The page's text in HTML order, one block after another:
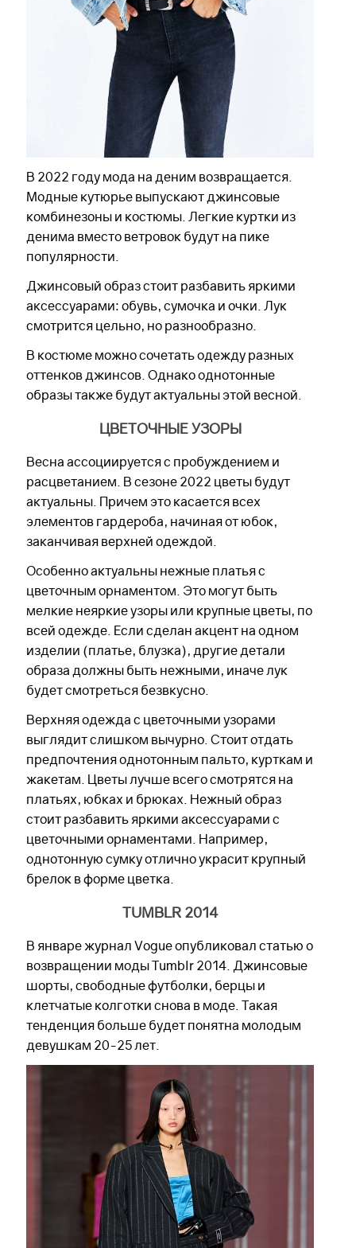
В 2022 году мода на деним возвращается.
Модные кутюрье выпускают джинсовые
комбинезоны и костюмы. Легкие куртки из
денима вместо ветровок будут на пике
популярности.
Джинсовый образ стоит разбавить яркими
аксессуарами: обувь, сумочка и очки. Лук
смотрится цельно, но разнообразно.
В костюме можно сочетать одежду разных
оттенков джинсов. Однако однотонные
образы также будут актуальны этой весной.
ЦВЕТОЧНЫЕ УЗОРЫ
Весна ассоциируется с пробуждением и
расцветанием. В сезоне 2022 цветы будут
актуальны. Причем это касается всех
элементов гардероба, начиная от юбок,
заканчивая верхней одеждой.
Особенно актуальны нежные платья с
цветочным орнаментом. Это могут быть
мелкие неяркие узоры или крупные цветы, по
всей одежде. Если сделан акцент на одном
изделии (платье, блузка), другие детали
образа должны быть нежными, иначе лук
будет смотреться безвкусно.
Верхняя одежда с цветочными узорами
выглядит слишком вычурно. Стоит отдать
предпочтения однотонным пальто, курткам и
жакетам. Цветы лучше всего смотрятся на
платьях, юбках и брюках. Нежный образ
стоит разбавить яркими аксессуарами с
цветочными орнаментами. Например,
однотонную сумку отлично украсит крупный
брелок в форме цветка.
TUMBLR 2014
В январе журнал Vogue опубликовал статью о
возвращении моды Tumblr 2014. Джинсовые
шорты, свободные футболки, берцы и
клетчатые колготки снова в моде. Такая
тенденция больше будет понятна молодым
девушкам 20-25 лет.